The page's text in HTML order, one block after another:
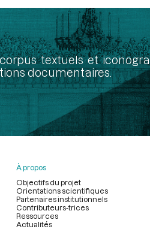
textuels et
documentaires.
À propos
Objectifs du projet
Orientations scientifiques
Partenaires institutionnels
Contributeurs-trices
Ressources
Actualités